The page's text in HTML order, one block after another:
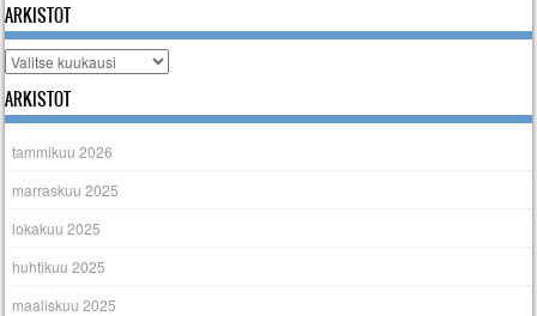
ARKISTOT
Arkistot
ARKISTOT
tammikuu 2026
marraskuu 2025
lokakuu 2025
huhtikuu 2025
maaliskuu 2025